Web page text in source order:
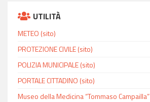
UTILITÀ
METEO (sito)
PROTEZIONE CIVILE (sito)
POLIZIA MUNICIPALE (sito)
PORTALE CITTADINO (sito)
Museo della Medicina “Tommaso Campailla”